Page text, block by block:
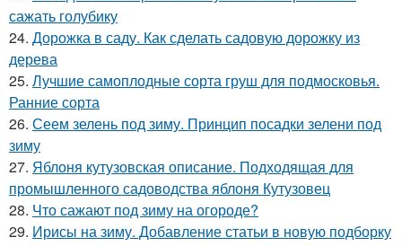
сажать голубику
24. Дорожка в саду. Как сделать садовую дорожку из
дерева
25. Лучшие самоплодные сорта груш для подмосковья.
Ранние сорта
26. Сеем зелень под зиму. Принцип посадки зелени под
зиму
27. Яблоня кутузовская описание. Подходящая для
промышленного садоводства яблоня Кутузовец
28. Что сажают под зиму на огороде?
29. Ирисы на зиму. Добавление статьи в новую подборку